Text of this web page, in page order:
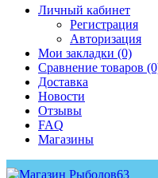
Личный кабинет
Регистрация
Авторизация
Мои закладки (0)
Сравнение товаров
Доставка
Новости
Отзывы
FAQ
Магазины